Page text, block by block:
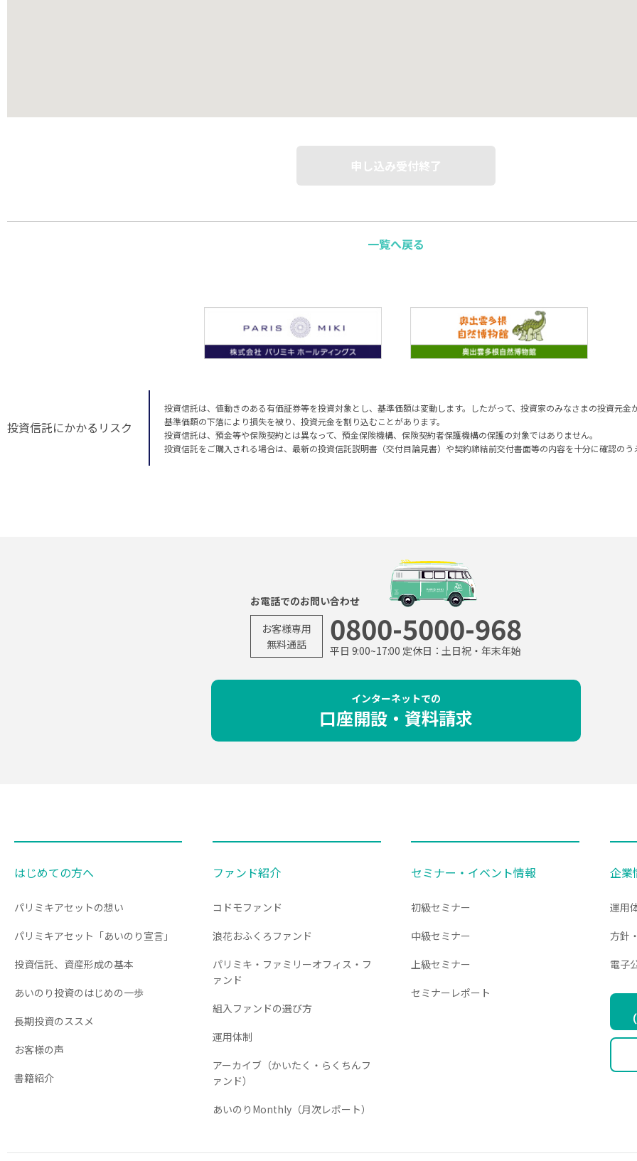
申し込み受付終了
一覧へ戻る
投資信託にかかるリスク
投資信託は、値動きのある有価証券等を投資対象とし、基準価額は変動します。したがって、投資家のみなさまの投資元金
基準価額の下落により損失を被り、投資元金を割り込むことがあります。
投資信託は、預金等や保険契約とは異なって、預金保険機構、保険契約者保護機構の保護の対象ではありません。
投資信託をご購入される場合は、最新の投資信託説明書（交付目論見書）や契約締結前交付書面等の内容を十分に確認の
お電話でのお問い合わせ
お客様専用
無料通話
0800-5000-968
平日 9:00~17:00 定休日：土日祝・年末年始
インターネットでの
口座開設・資料請求
はじめての方へ
パリミキアセットの想い
パリミキアセット「あいのり宣言」
投資信託、資産形成の基本
あいのり投資のはじめの一歩
長期投資のススメ
お客様の声
書籍紹介
ファンド紹介
コドモファンド
浪花おふくろファンド
パリミキ・ファミリーオフィス・フ
ァンド
組入ファンドの選び方
運用体制
アーカイブ（かいたく・らくちんフ
ァンド）
あいのりMonthly（月次レポート）
セミナー・イベント情報
初級セミナー
中級セミナー
上級セミナー
セミナーレポート
企業
運用
方針
電子